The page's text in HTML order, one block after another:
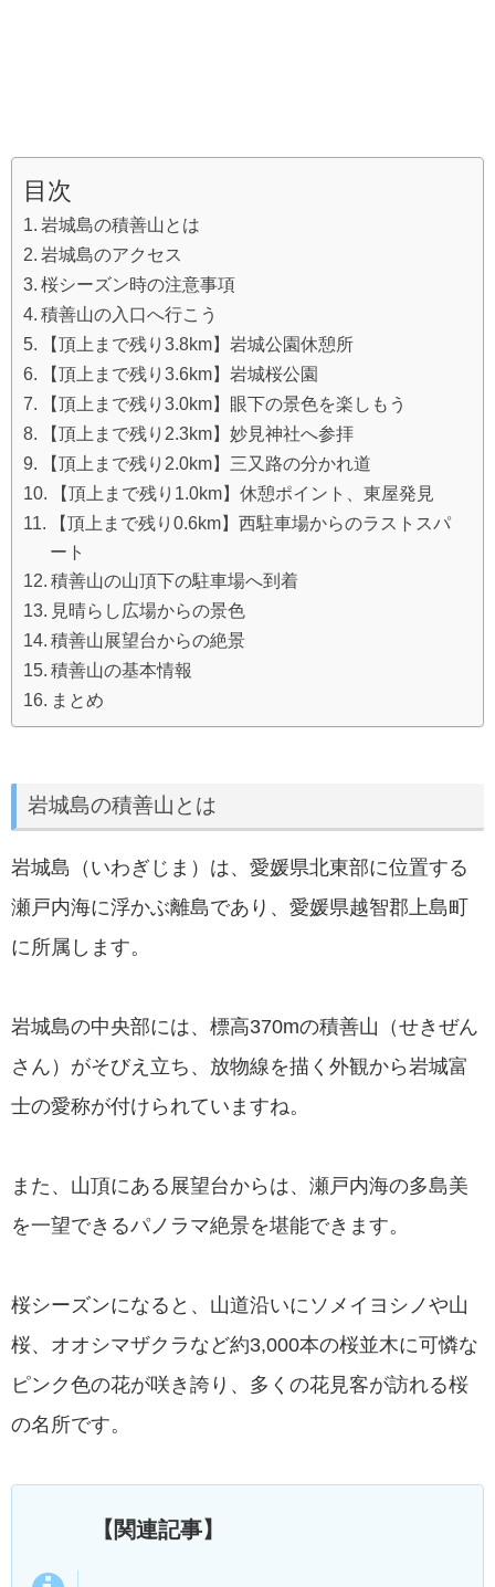
目次
岩城島の積善山とは
岩城島のアクセス
桜シーズン時の注意事項
積善山の入口へ行こう
【頂上まで残り3.8km】岩城公園休憩所
【頂上まで残り3.6km】岩城桜公園
【頂上まで残り3.0km】眼下の景色を楽しもう
【頂上まで残り2.3km】妙見神社へ参拝
【頂上まで残り2.0km】三又路の分かれ道
【頂上まで残り1.0km】休憩ポイント、東屋発見
【頂上まで残り0.6km】西駐車場からのラストスパ
ート
積善山の山頂下の駐車場へ到着
見晴らし広場からの景色
積善山展望台からの絶景
積善山の基本情報
まとめ
岩城島の積善山とは
岩城島（いわぎじま）は、愛媛県北東部に位置する
瀬戸内海に浮かぶ離島であり、愛媛県越智郡上島町
に所属します。
岩城島の中央部には、標高370mの積善山（せきぜん
さん）がそびえ立ち、放物線を描く外観から岩城富
士の愛称が付けられていますね。
また、山頂にある展望台からは、瀬戸内海の多島美
を一望できるパノラマ絶景を堪能できます。
桜シーズンになると、山道沿いにソメイヨシノや山
桜、オオシマザクラなど約3,000本の桜並木に可憐な
ピンク色の花が咲き誇り、多くの花見客が訪れる桜
の名所です。
【関連記事】